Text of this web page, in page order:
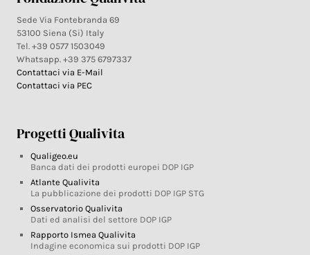
Sede Via Fontebranda 69
53100 Siena (Si) Italy
Tel. +39 0577 1503049
Whatsapp. +39 375 6797337
Contattaci via E-Mail
Contattaci via PEC
Progetti Qualivita
Qualigeo.eu
Banca dati dei prodotti europei DOP IGP
Atlante Qualivita
La pubblicazione dei prodotti DOP IGP STG
Osservatorio Qualivita
Dati ed analisi del settore DOP IGP
Rapporto Ismea Qualivita
Indagine economica sui prodotti DOP IGP